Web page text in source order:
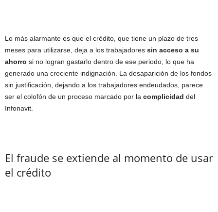
Lo más alarmante es que el crédito, que tiene un plazo de tres
meses para utilizarse, deja a los trabajadores sin acceso a su
ahorro si no logran gastarlo dentro de ese periodo, lo que ha
generado una creciente indignación. La desaparición de los fondos
sin justificación, dejando a los trabajadores endeudados, parece
ser el colofón de un proceso marcado por la complicidad del
Infonavit.
El fraude se extiende al momento de usar
el crédito